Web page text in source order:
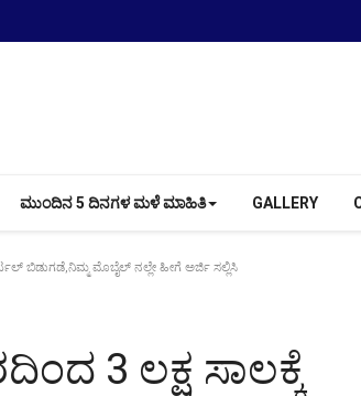
ಮುಂದಿನ 5 ದಿನಗಳ ಮಳೆ ಮಾಹಿತಿ GALLERY
ಬಿಡುಗಡೆ,ನಿಮ್ಮ ಮೊಬೈಲ್ ನಲ್ಲೇ ಹೀಗೆ ಅರ್ಜಿ ಸಲ್ಲಿಸಿ
3 ಲಕ್ಷ ಸಾಲಕ್ಕೆ